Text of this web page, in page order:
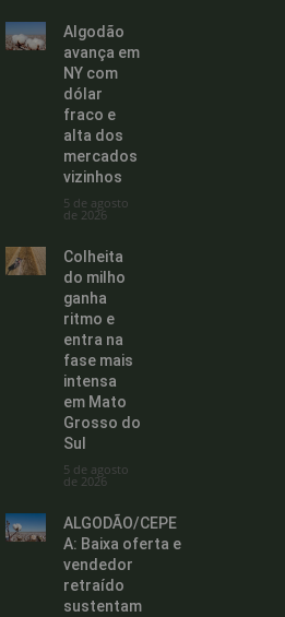
Algodão
avança em
NY com
dólar
fraco e
alta dos
mercados
vizinhos
5 de agosto
de 2026
Colheita
do milho
ganha
ritmo e
entra na
fase mais
intensa
em Mato
Grosso do
Sul
5 de agosto
de 2026
ALGODÃO/CEPE
A: Baixa oferta e
vendedor
retraído
sustentam